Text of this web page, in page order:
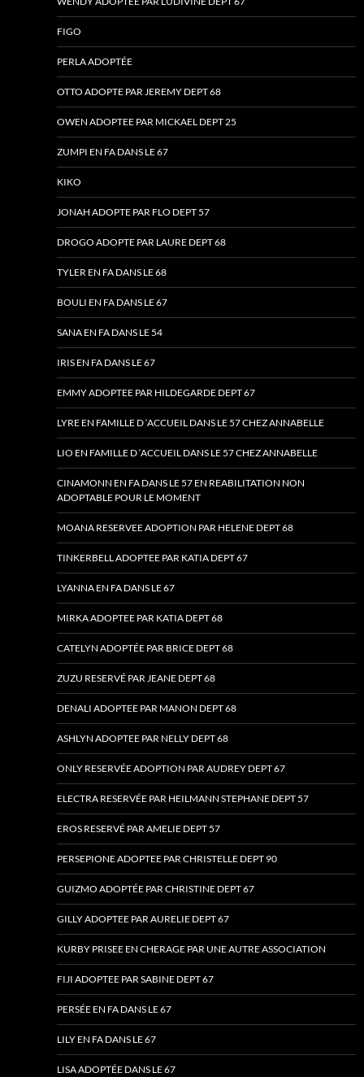
FIGO
PERLA ADOPTÉE
OTTO ADOPTE PAR JEREMY DEPT 68
OWEN ADOPTEE PAR MICKAEL DEPT 25
ZUMPI EN FA DANS LE 67
KIKO
JONAH ADOPTE PAR FLO DEPT 57
DROGO ADOPTE PAR LAURE DEPT 68
TYLER EN FA DANS LE 68
BOULI EN FA DANS LE 67
SANA EN FA DANS LE 54
IRIS EN FA DANS LE 67
EMMY ADOPTEE PAR HILDEGARDE DEPT 67
LYRE EN FAMILLE D ‘ACCUEIL DANS LE 57 CHEZ ANNABELLE
LIO EN FAMILLE D ‘ACCUEIL DANS LE 57 CHEZ ANNABELLE
CINAMONN EN FA DANS LE 57 EN REABILITATION NON
ADOPTABLE POUR LE MOMENT
MOANA RESERVEE ADOPTION PAR HELENE DEPT 68
TINKERBELL ADOPTEE PAR KATIA DEPT 67
LYANNA EN FA DANS LE 67
MIRKA ADOPTEE PAR KATIA DEPT 68
CATELYN ADOPTÉE PAR BRICE DEPT 68
ZUZU RESERVÉ PAR JEANE DEPT 68
DENALI ADOPTEE PAR MANON DEPT 68
ASHLYN ADOPTEE PAR NELLY DEPT 68
ONLY RESERVÉE ADOPTION PAR AUDREY DEPT 67
ELECTRA RESERVÉE PAR HEILMANN STEPHANE DEPT 57
EROS RESERVÉ PAR AMELIE DEPT 57
PERSEPIONE ADOPTEE PAR CHRISTELLE DEPT 90
GUIZMO ADOPTÉE PAR CHRISTINE DEPT 67
GILLY ADOPTEE PAR AURELIE DEPT 67
KURBY PRISEE EN CHERAGE PAR UNE AUTRE ASSOCIATION
FIJI ADOPTEE PAR SABINE DEPT 67
PERSÉE EN FA DANS LE 67
LILY EN FA DANS LE 67
LISA ADOPTÉE DANS LE 67